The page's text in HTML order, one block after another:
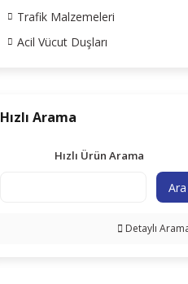
Trafik Malzemeleri
Acil Vücut Duşları
Hızlı Arama
Hızlı Ürün Arama
Ara
Detaylı